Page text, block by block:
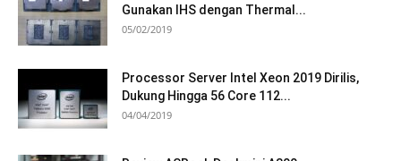
Gunakan IHS dengan Thermal...
05/02/2019
Processor Server Intel Xeon 2019 Dirilis,
Dukung Hingga 56 Core 112...
04/04/2019